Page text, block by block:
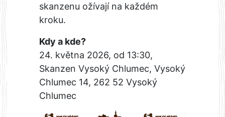
skanzenu ožívají na každém
kroku.
Kdy a kde?
24. května 2026, od 13:30,
Skanzen Vysoký Chlumec, Vysoký
Chlumec 14, 262 52 Vysoký
Chlumec